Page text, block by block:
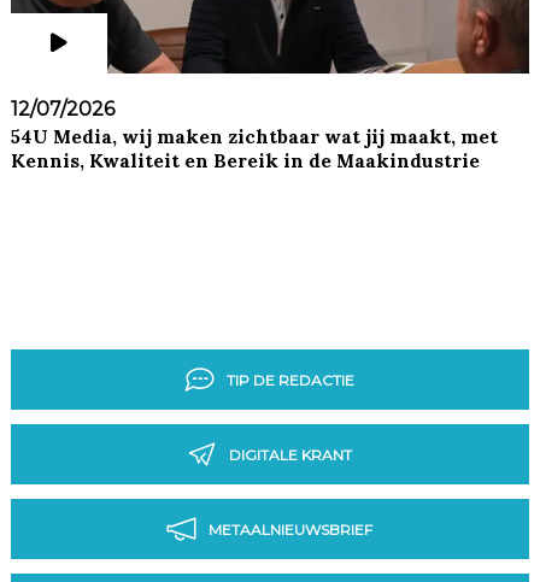
12/07/2026
54U Media, wij maken zichtbaar wat jij maakt, met
Kennis, Kwaliteit en Bereik in de Maakindustrie
TIP DE REDACTIE
DIGITALE KRANT
METAALNIEUWSBRIEF